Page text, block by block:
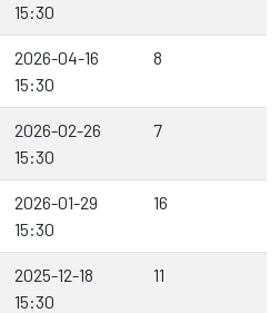
15:30
2026-04-16
15:30
8
2026-02-26
15:30
7
2026-01-29
15:30
16
2025-12-18
15:30
11